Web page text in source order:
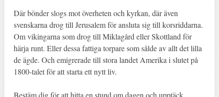
Där bönder slogs mot överheten och kyrkan, där även
svenskarna drog till Jerusalem för ansluta sig till korsriddarna.
Om vikingarna som drog till Miklagård eller Skottland för
härja runt. Eller dessa fattiga torpare som sålde av allt det lilla
de ägde. Och emigrerade till stora landet Amerika i slutet på
1800-talet för att starta ett nytt liv.
Bestäm dig för att hitta en stund om dagen och upptäck